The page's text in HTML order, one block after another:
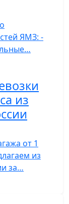
ЯМЗ: -
из
от 1
из
за…